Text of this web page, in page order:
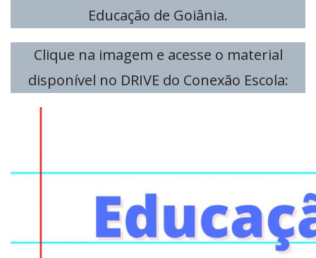
Educação de Goiânia.
Clique na imagem e acesse o material
disponível no DRIVE do Conexão Escola: